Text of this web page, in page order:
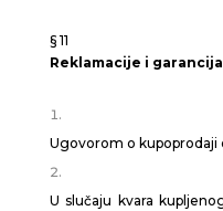
§ 11
Reklamacije i garancija
Ugovorom o kupoprodaji
U slučaju kvara